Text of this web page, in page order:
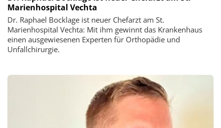
Marienhospital Vechta
Dr. Raphael Bocklage ist neuer Chefarzt am St.
Marienhospital Vechta: Mit ihm gewinnt das Krankenhaus
einen ausgewiesenen Experten für Orthopädie und
Unfallchirurgie.